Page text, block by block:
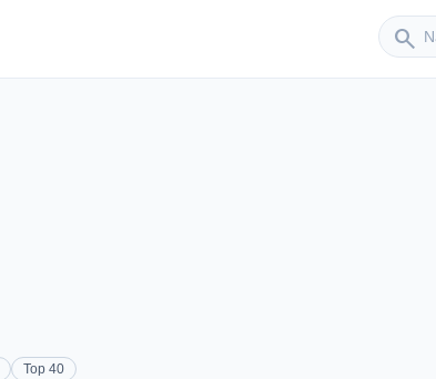
search
Top 40